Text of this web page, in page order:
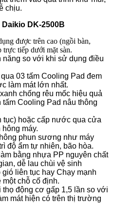
chịu.
DK-2500B
được trên cao (ngồi bàn,
trực tiếp dưới mặt sàn.
năng so với khi sử dụng điều
03 tấm Cooling Pad đem
làm mát lớn nhất.
chống rêu mốc hiệu quả
Cooling Pad nâu thông
hoặc cấp nước qua cửa
máy.
phun sương như máy
độ ẩm tự nhiên, bão hòa.
bằng nhựa PP nguyên chất
dễ lau chùi vệ sinh
liên tục hay Chạy mạnh
chỗ cố định.
thọ động cơ gấp 1,5 lần so với
mát hiện có trên thị trường